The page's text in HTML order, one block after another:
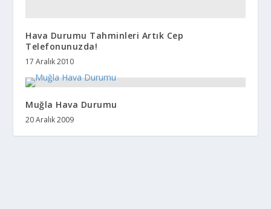
Hava Durumu Tahminleri Artık Cep
Telefonunuzda!
17 Aralık 2010
Muğla Hava Durumu
20 Aralık 2009